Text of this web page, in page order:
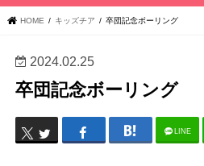
HOME キッズチア 卒団記念ボーリング
2024.02.25
卒団記念ボーリング
LINE